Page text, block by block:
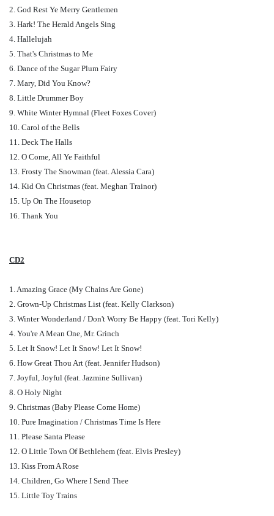
2. God Rest Ye Merry Gentlemen
3. Hark! The Herald Angels Sing
4. Hallelujah
5. That's Christmas to Me
6. Dance of the Sugar Plum Fairy
7. Mary, Did You Know?
8. Little Drummer Boy
9. White Winter Hymnal (Fleet Foxes Cover)
10. Carol of the Bells
11. Deck The Halls
12. O Come, All Ye Faithful
13. Frosty The Snowman (feat. Alessia Cara)
14. Kid On Christmas (feat. Meghan Trainor)
15. Up On The Housetop
16. Thank You
CD2
1. Amazing Grace (My Chains Are Gone)
2. Grown-Up Christmas List (feat. Kelly Clarkson)
3. Winter Wonderland / Don't Worry Be Happy (feat. Tori Kelly)
4. You're A Mean One, Mr. Grinch
5. Let It Snow! Let It Snow! Let It Snow!
6. How Great Thou Art (feat. Jennifer Hudson)
7. Joyful, Joyful (feat. Jazmine Sullivan)
8. O Holy Night
9. Christmas (Baby Please Come Home)
10. Pure Imagination / Christmas Time Is Here
11. Please Santa Please
12. O Little Town Of Bethlehem (feat. Elvis Presley)
13. Kiss From A Rose
14. Children, Go Where I Send Thee
15. Little Toy Trains